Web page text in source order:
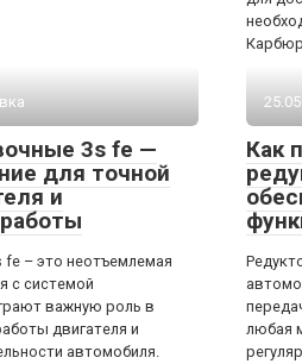
3s fe —
для точной
и
– это неотъемлемая
с системой
важную роль в
двигателя и
автомобиля.
Как
любая